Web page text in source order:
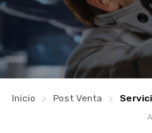
Inicio > Post Venta >